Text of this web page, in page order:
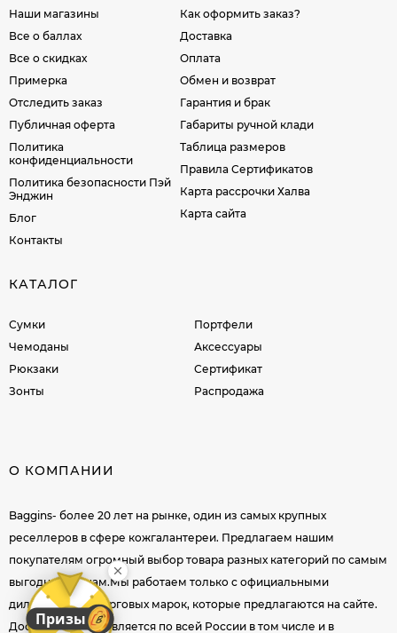
Призы
Наши магазины
Все о баллах
Все о скидках
Примерка
Отследить заказ
Публичная оферта
Политика
конфиденциальности
Политика безопасности Пэй
Энджин
Блог
Контакты
Как оформить заказ?
Доставка
Оплата
Обмен и возврат
Гарантия и брак
Габариты ручной клади
Таблица размеров
Правила Сертификатов
Карта рассрочки Халва
Карта сайта
КАТАЛОГ
Сумки
Чемоданы
Рюкзаки
Зонты
Портфели
Аксессуары
Сертификат
Распродажа
О КОМПАНИИ
Baggins- более 20 лет на рынке, один из самых крупных
реселлеров в сфере кожгалантереи. Предлагаем нашим
покупателям огромный выбор товара разных категорий по самым
выгодным ценам.Мы работаем только с официальными
дилерами всех торговых марок, которые предлагаются на сайте.
Доставка осуществляется по всей России в том числе и в